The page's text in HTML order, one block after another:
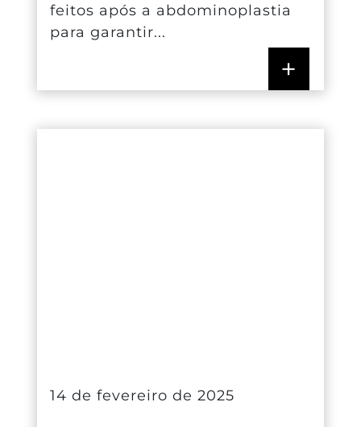
feitos após a abdominoplastia
para garantir...
+
14 de fevereiro de 2025